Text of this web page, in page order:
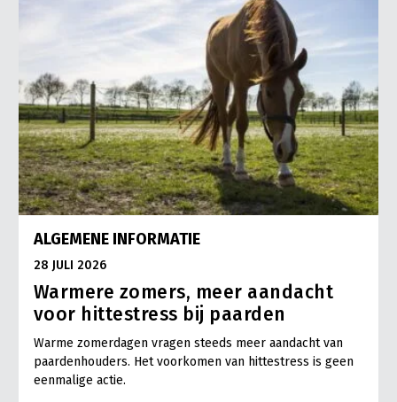
ALGEMENE INFORMATIE
28 JULI 2026
Warmere zomers, meer aandacht
voor hittestress bij paarden
Warme zomerdagen vragen steeds meer aandacht van
paardenhouders. Het voorkomen van hittestress is geen
eenmalige actie.